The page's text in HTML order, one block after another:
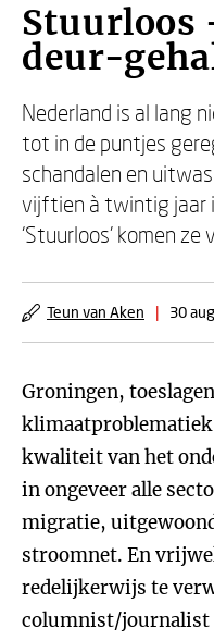
Stuurloos
deur-
Nederland is al lang
tot in de puntjes
schandalen en
vijftien à twintig jaar
‘Stuurloos’ komen
Teun van Aken | 30
Groningen,
kwaliteit van het
in ongeveer alle
migratie,
stroomnet. En
redelijkerwijs te
columnist/journalist